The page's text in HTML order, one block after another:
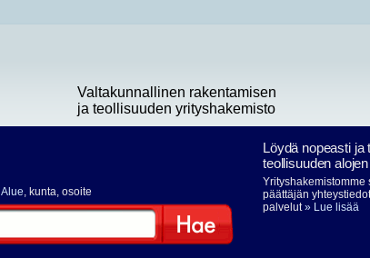
Valtakunnallinen rakentamisen
ja teollisuuden yrityshakemisto
Alue, kunta, osoite
Löydä nopeasti
teollisuuden
päättäjän
palvelut» Lue lisää